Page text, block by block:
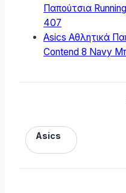
Παπούτσια
407
Asics Αθλητικά
Contend 8 Navy
Asics